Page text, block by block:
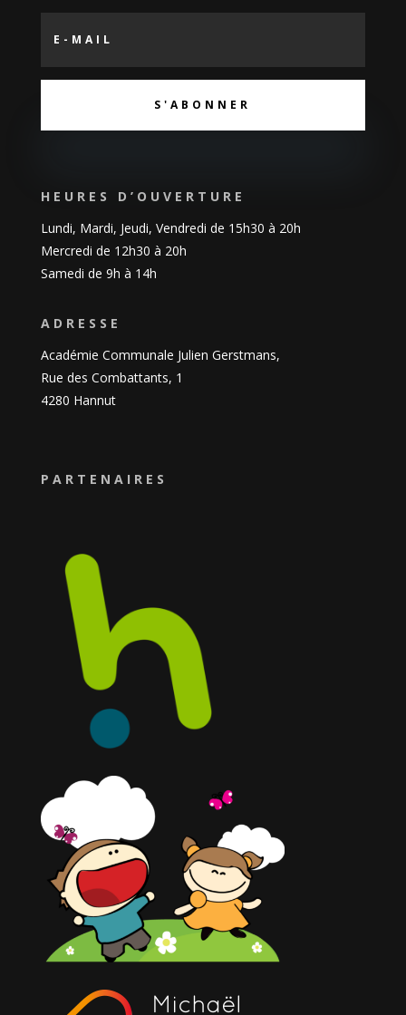
S'ABONNER
HEURES D’OUVERTURE
Lundi, Mardi, Jeudi, Vendredi de 15h30 à 20h
Mercredi de 12h30 à 20h
Samedi de 9h à 14h
ADRESSE
Académie Communale Julien Gerstmans,
Rue des Combattants, 1
4280 Hannut
PARTENAIRES